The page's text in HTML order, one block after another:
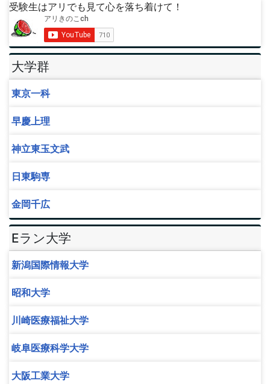
受験生はアリでも見て心を落ち着けて！
大学群
東京一科
早慶上理
神立東玉文武
日東駒専
金岡千広
Eラン大学
新潟国際情報大学
昭和大学
川崎医療福祉大学
岐阜医療科学大学
大阪工業大学